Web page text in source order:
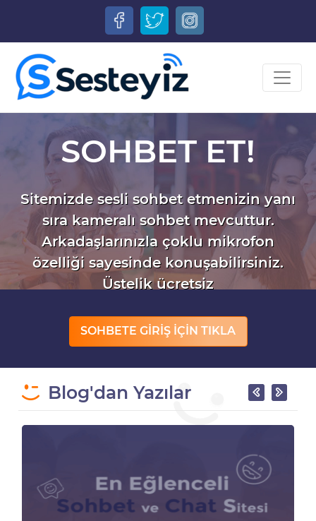
SOHBET ET!
Sitemizde sesli sohbet etmenizin yanı
sıra kameralı sohbet mevcuttur.
Arkadaşlarınızla çoklu mikrofon
özelliği sayesinde konuşabilirsiniz.
Üstelik ücretsiz
SOHBETE GİRİŞ İÇİN TIKLA
Blog'dan Yazılar